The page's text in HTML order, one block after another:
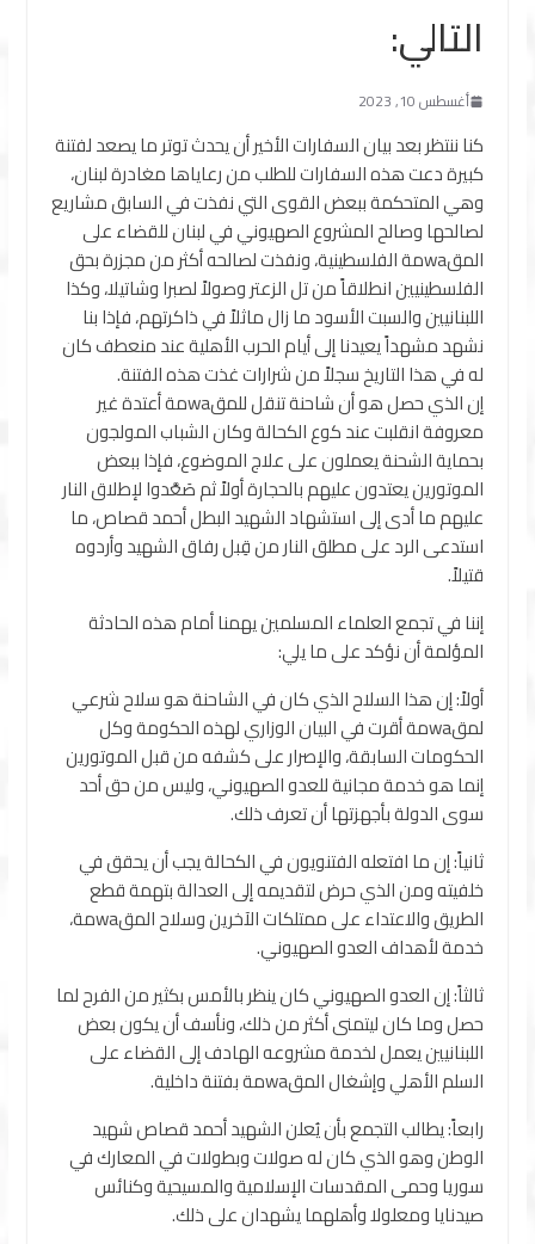
التالي:
أغسطس 10, 2023
كنا ننتظر بعد بيان السفارات الأخير أن يحدث توتر ما يصعد لفتنة
كبيرة دعت هذه السفارات للطلب من رعاياها مغادرة لبنان،
وهي المتحكمة ببعض القوى التي نفذت في السابق مشاريع
لصالحها وصالح المشروع الصهيوني في لبنان للقضاء على
المقwaمة الفلسطينية، ونفذت لصالحه أكثر من مجزرة بحق
الفلسطينيين انطلاقاً من تل الزعتر وصولاً لصبرا وشاتيلا، وكذا
اللبنانيين والسبت الأسود ما زال ماثلاً في ذاكرتهم، فإذا بنا
نشهد مشهداً يعيدنا إلى أيام الحرب الأهلية عند منعطف كان
له في هذا التاريخ سجلاً من شرارات غذت هذه الفتنة.
إن الذي حصل هو أن شاحنة تنقل للمقwaمة أعتدة غير
معروفة انقلبت عند كوع الكحالة وكان الشباب المولجون
بحماية الشحنة يعملون على علاج الموضوع، فإذا ببعض
الموتورين يعتدون عليهم بالحجارة أولاً ثم صَعَّدوا لإطلاق النار
عليهم ما أدى إلى استشهاد الشهيد البطل أحمد قصاص، ما
استدعى الرد على مطلق النار من قِبل رفاق الشهيد وأردوه
قتيلاً.
إننا في تجمع العلماء المسلمين يهمنا أمام هذه الحادثة
المؤلمة أن نؤكد على ما يلي:
أولاً: إن هذا السلاح الذي كان في الشاحنة هو سلاح شرعي
لمقwaمة أقرت في البيان الوزاري لهذه الحكومة وكل
الحكومات السابقة، والإصرار على كشفه من قبل الموتورين
إنما هو خدمة مجانية للعدو الصهيوني، وليس من حق أحد
سوى الدولة بأجهزتها أن تعرف ذلك.
ثانياً: إن ما افتعله الفتنويون في الكحالة يجب أن يحقق في
خلفيته ومن الذي حرض لتقديمه إلى العدالة بتهمة قطع
الطريق والاعتداء على ممتلكات الآخرين وسلاح المقwaمة،
خدمة لأهداف العدو الصهيوني.
ثالثاً: إن العدو الصهيوني كان ينظر بالأمس بكثير من الفرح لما
حصل وما كان ليتمنى أكثر من ذلك، ونأسف أن يكون بعض
اللبنانيين يعمل لخدمة مشروعه الهادف إلى القضاء على
السلم الأهلي وإشغال المقwaمة بفتنة داخلية.
رابعاً: يطالب التجمع بأن يُعلن الشهيد أحمد قصاص شهيد
الوطن وهو الذي كان له صولات وبطولات في المعارك في
سوريا وحمى المقدسات الإسلامية والمسيحية وكنائس
صيدنايا ومعلولا وأهلهما يشهدان على ذلك.